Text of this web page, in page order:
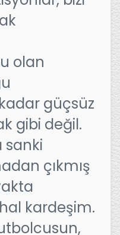
olan
güçsüz
gibi değil.
çıkmış
kardeşim.